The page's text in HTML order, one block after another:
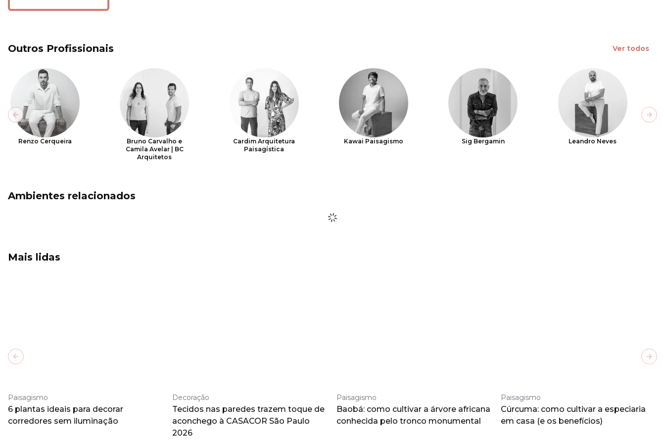
Outros Profissionais Ver todos
Renzo Cerqueira
Bruno Carvalho e
Camila Avelar | BC
Arquitetos
Cardim Arquitetura
Paisagística
Kawai Paisagismo Sig Bergamin Leandro Neves
Previous slide
Ambientes relacionados
Mais lidas
Paisagismo
6 plantas ideais para decorar
corredores sem iluminação
Decoração
Tecidos nas paredes trazem toque de
aconchego à CASACOR São Paulo
2026
Paisagismo
Baobá: como cultivar a árvore africana
conhecida pelo tronco monumental
Paisagismo
Cúrcuma: como cultivar a especiaria
em casa (e os benefícios)
Previous slide